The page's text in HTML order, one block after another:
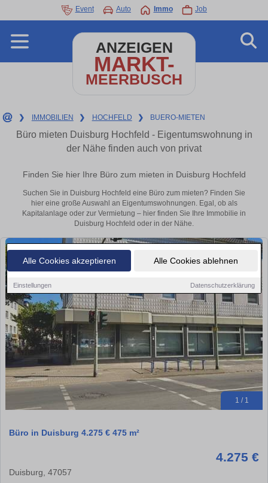
Alle Cookies akzeptieren Alle Cookies ablehnen
Einstellungen Datenschutzerklärung
Event Auto Immo Job
ANZEIGEN
MARKT-
MEERBUSCH
❯ IMMOBILIEN ❯ HOCHFELD ❯ BUERO-MIETEN
Büro mieten Duisburg Hochfeld - Eigentumswohnung in
der Nähe finden auch von privat
Finden Sie hier Ihre Büro zum mieten in Duisburg Hochfeld
Suchen Sie in Duisburg Hochfeld eine Büro zum mieten? Finden Sie
hier eine große Auswahl an Eigentumswohnungen. Egal, ob als
Kapitalanlage oder zur Vermietung – hier finden Sie Ihre Immobilie in
Duisburg Hochfeld oder in der Nähe.
1 / 1
Büro in Duisburg 4.275 € 475 m²
4.275 €
Duisburg, 47057